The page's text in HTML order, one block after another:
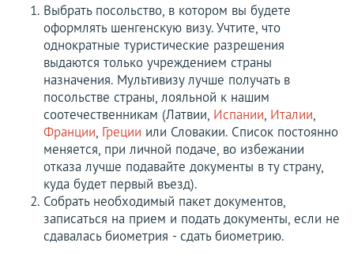
Выбрать посольство, в котором вы будете
оформлять шенгенскую визу. Учтите, что
однократные туристические разрешения
выдаются только учреждением страны
назначения. Мультивизу лучше получать в
посольстве страны, лояльной к нашим
соотечественникам (Латвии, Испании, Италии,
Франции, Греции или Словакии. Список постоянно
меняется, при личной подаче, во избежании
отказа лучше подавайте документы в ту страну,
куда будет первый въезд).
Собрать необходимый пакет документов,
записаться на прием и подать документы, если не
сдавалась биометрия - сдать биометрию.